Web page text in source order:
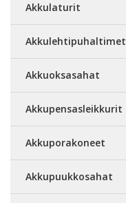
Akkulaturit
Akkulehtipuhaltimet
Akkuoksasahat
Akkupensasleikkurit
Akkuporakoneet
Akkupuukkosahat